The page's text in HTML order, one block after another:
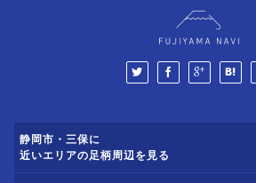
静岡市・三保に
近いエリアの足柄周辺を見る